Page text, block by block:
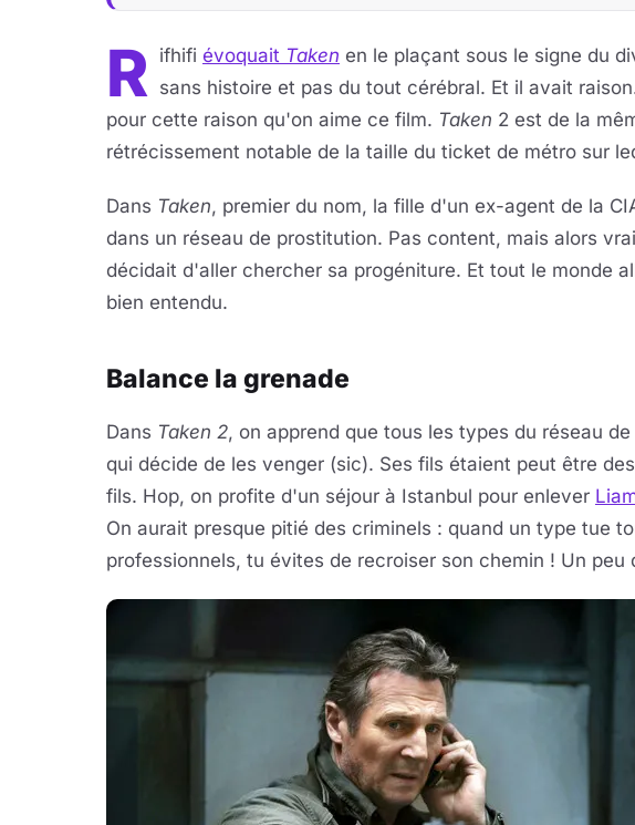
R ifhifi évoquait Taken en le plaçant sous le signe du
sans histoire et pas du tout cérébral. Et il avait
pour cette raison qu'on aime ce film. Taken 2 est de la
rétrécissement notable de la taille du ticket de métro sur
Dans Taken, premier du nom, la fille d'un ex-agent de la
dans un réseau de prostitution. Pas content, mais alors
décidait d'aller chercher sa progéniture. Et tout le monde
bien entendu.
Balance la grenade
Dans Taken 2, on apprend que tous les types du réseau
qui décide de les venger (sic). Ses fils étaient peut être
fils. Hop, on profite d'un séjour à Istanbul pour enlever
On aurait presque pitié des criminels : quand un type tue
professionnels, tu évites de recroiser son chemin ! Un peu